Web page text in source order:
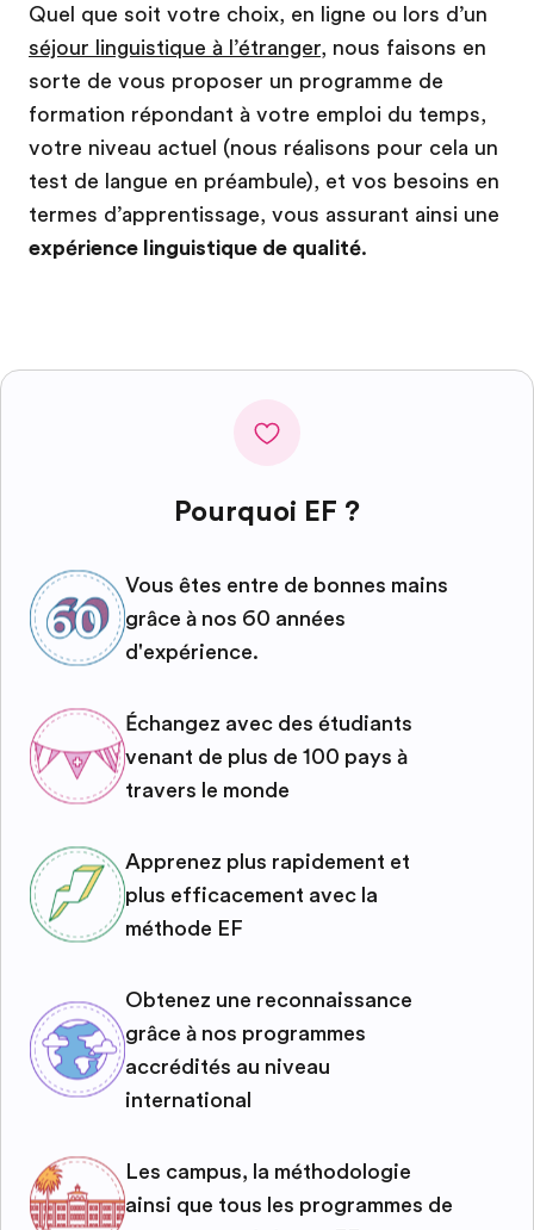
Quel que soit votre choix, en ligne ou lors d’un
séjour linguistique à l’étranger, nous faisons en
sorte de vous proposer un programme de
formation répondant à votre emploi du temps,
votre niveau actuel (nous réalisons pour cela un
test de langue en préambule), et vos besoins en
termes d’apprentissage, vous assurant ainsi une
expérience linguistique de qualité.
Pourquoi EF ?
Vous êtes entre de bonnes mains
grâce à nos 60 années
d'expérience.
Échangez avec des étudiants
venant de plus de 100 pays à
travers le monde
Apprenez plus rapidement et
plus efficacement avec la
méthode EF
Obtenez une reconnaissance
grâce à nos programmes
accrédités au niveau
international
Les campus, la méthodologie
ainsi que tous les programmes de